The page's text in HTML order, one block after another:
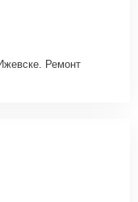
по всем необходимым
с вариантами
в удобное время
Ремонт